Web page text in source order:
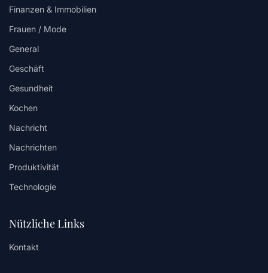
Finanzen & Immobilien
Frauen / Mode
General
Geschäft
Gesundheit
Kochen
Nachricht
Nachrichten
Produktivität
Technologie
Nützliche Links
Kontakt